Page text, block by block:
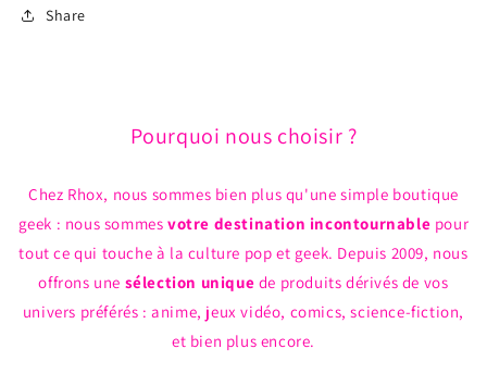
Diana
Share
Pourquoi nous choisir ?
Chez Rhox, nous sommes bien plus qu'une simple boutique
geek : nous sommesvotre destination incontournable pour
tout ce qui touche à la culture pop et geek. Depuis 2009, nous
offrons une sélection unique de produits dérivés de vos
univers préférés : anime, jeux vidéo, comics, science-fiction,
et bien plus encore.